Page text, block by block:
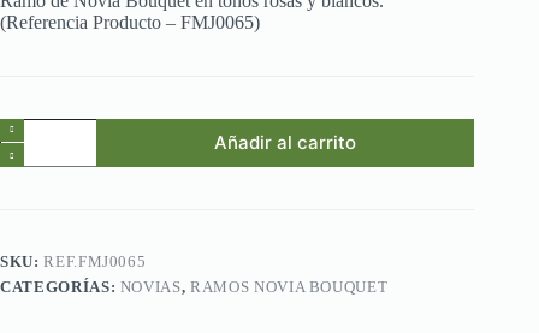
(Referencia Producto – FMJ0065)
Ref.FMJ0065.Ramo
de
Novia
y
blancos.
Añadir al carrito
SKU:REF.FMJ0065
CATEGORÍAS: NOVIAS,RAMOS NOVIA BOUQUET